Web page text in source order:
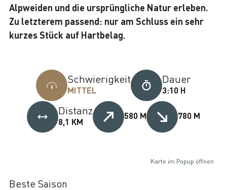
Alpweiden und die ursprüngliche Natur erleben.
Zu letzterem passend: nur am Schluss ein sehr
kurzes Stück auf Hartbelag.
Schwierigkeit
MITTEL
Dauer
3:10 H
Distanz
8,1 KM
580 M 780 M
Karte im Popup öffnen
Beste Saison